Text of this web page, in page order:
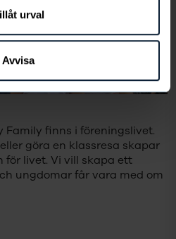
urval
Avvisa
Family finns i föreningslivet.
göra en klassresa skapar
för livet. Vi vill skapa ett
ungdomar får vara med om